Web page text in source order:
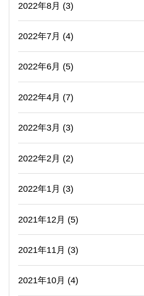
2022年8月 (3)
2022年7月 (4)
2022年6月 (5)
2022年4月 (7)
2022年3月 (3)
2022年2月 (2)
2022年1月 (3)
2021年12月 (5)
2021年11月 (3)
2021年10月 (4)